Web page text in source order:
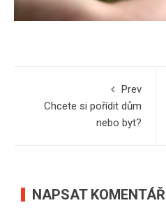
Prev
Chcete si pořídit dům
nebo byt?
NAPSAT KOMENTÁŘ